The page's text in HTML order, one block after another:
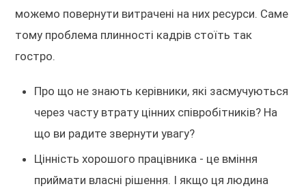
можемо повернути витрачені на них ресурси. Саме
тому проблема плинності кадрів стоїть так
гостро.
Про що не знають керівники, які засмучуються
через часту втрату цінних співробітників? На
що ви радите звернути увагу?
Цінність хорошого працівника - це вміння
приймати власні рішення. І якщо ця людина